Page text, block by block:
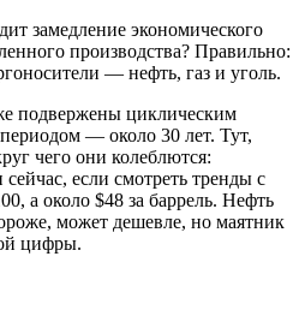
замедление экономического
производства? Правильно:
— нефть, газ и уголь.
подвержены циклическим
— около 30 лет. Тут,
чего они колеблются:
если смотреть тренды с
а около $48 за баррель. Нефть
может дешевле, но маятник
цифры.